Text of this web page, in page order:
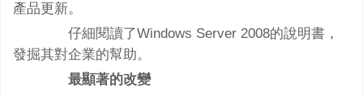
產品更新。
仔細閱讀了Windows Server 2008的說明書，
發掘其對企業的幫助。
最顯著的改變